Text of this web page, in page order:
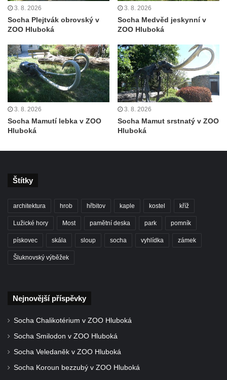
Sochy „Klaun a dívenka“ v parku v centru
Hrobčic
Mirošovicích
Socha vodníka u požární nádrže v
Mirošovicích
Socha býka před areálem firmy 2JCP v
Račicích
Povodňový sloup II. v Dobříni
Socha svaté Anny u domu čp. 3 v Oparnu
Kamenný obelisk na vyhlídce u Pravčické
Sousoší svatého Václava, svatého Floriána
a svatého Jana Nepomuckého východně
od Mezné
Socha vodníka na trase naučné stezky v
3. 8. 2026
Socha Plejtvák obrovský v
ZOO Hluboká
3. 8. 2026
Socha Medvěd jeskynní v
ZOO Hluboká
3. 8. 2026
Socha Mamutí lebka v ZOO
Hluboká
3. 8. 2026
Socha Mamut srstnatý v ZOO
Hluboká
Štítky
architektura hrob hřbitov kaple kostel kříž
Lužické hory Most pamětní deska park pomník
pískovec skála sloup socha vyhlídka zámek
Šluknovský výběžek
Nejnovější příspěvky
Socha Chalikotérium v ZOO Hluboká
Socha Smilodon v ZOO Hluboká
Socha Veledaněk v ZOO Hluboká
Socha Koroun bezzubý v ZOO Hluboká